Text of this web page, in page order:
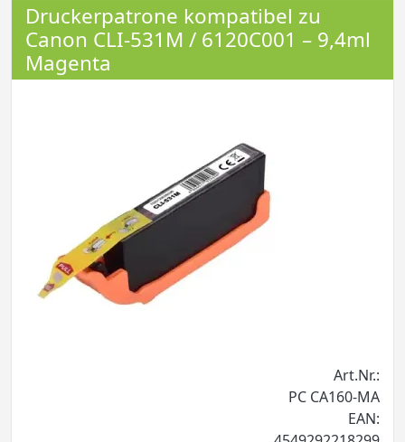
Druckerpatrone kompatibel zu
Canon CLI-531M / 6120C001 – 9,4ml
Magenta
Art.Nr.:
PC CA160-MA
EAN: